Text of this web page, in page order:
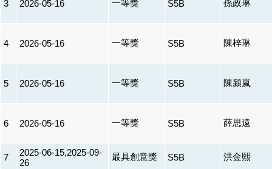
3 2026-05-16 一等獎 S5B 孫政琳
4 2026-05-16 一等獎 S5B 陳梓琳
5 2026-05-16 一等獎 S5B 陳潁嵐
6 2026-05-16 一等獎 S5B 薛思遠
7
2025-06-15,2025-09-
26
最具創意獎 S5B 洪金熙